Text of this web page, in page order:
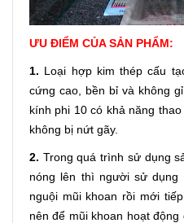
ƯU ĐIỂM CỦA SẢN PHẨM:
1. Loại hợp kim thép cấu
cứng cao, bền bỉ và không
kính phi 10 có khả năng
không bị nứt gãy.
2. Trong quá trình sử dụng
nóng lên thì người sử
nguội mũi khoan rồi mới
nên để mũi khoan hoạt